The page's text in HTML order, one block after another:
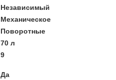
Независимый
Механическое
Поворотные
70 л
9
Да